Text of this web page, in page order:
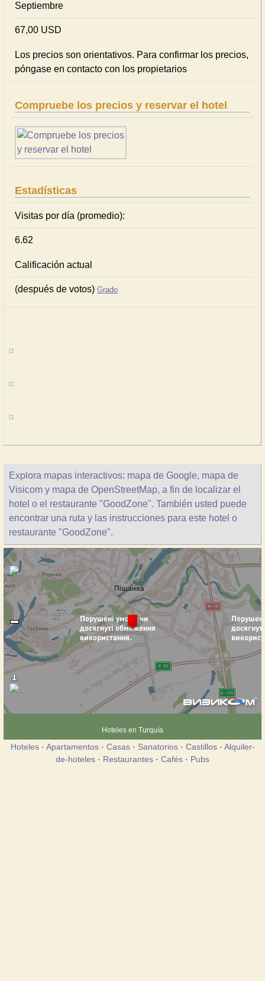
Septiembre
67,00 USD
Los precios son orientativos. Para confirmar los precios,
póngase en contacto con los propietarios
Compruebe los precios y reservar el hotel
Estadísticas
Visitas por día (promedio):
6.62
Calificación actual
(después de votos) Grado
Explora mapas interactivos: mapa de Google, mapa de
Visicom y mapa de OpenStreetMap, a fin de localizar el
hotel o el restaurante "GoodZone". También usted puede
encontrar una ruta y las instrucciones para este hotel o
restaurante "GoodZone".
Hoteles en Turquía
Hoteles· Apartamentos· Casas· Sanatorios· Castillos· Alquiler-
de-hoteles · Restaurantes · Cafés · Pubs